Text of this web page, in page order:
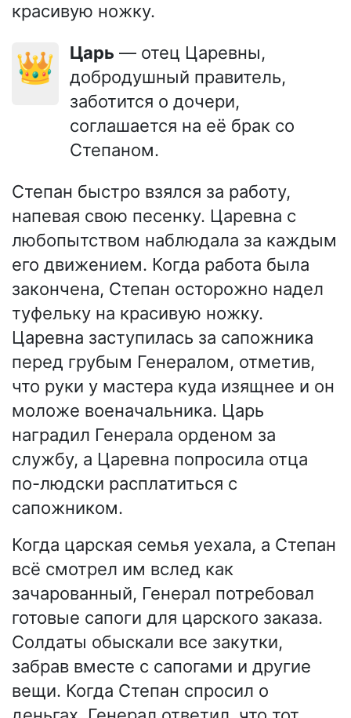
красивую ножку.
👑 Царь — отец Царевны,
добродушный правитель,
заботится о дочери,
соглашается на её брак со
Степаном.
Степан быстро взялся за работу,
напевая свою песенку. Царевна с
любопытством наблюдала за каждым
его движением. Когда работа была
закончена, Степан осторожно надел
туфельку на красивую ножку.
Царевна заступилась за сапожника
перед грубым Генералом, отметив,
что руки у мастера куда изящнее и он
моложе военачальника. Царь
наградил Генерала орденом за
службу, а Царевна попросила отца
по-людски расплатиться с
сапожником.
Когда царская семья уехала, а Степан
всё смотрел им вслед как
зачарованный, Генерал потребовал
готовые сапоги для царского заказа.
Солдаты обыскали все закутки,
забрав вместе с сапогами и другие
вещи. Когда Степан спросил о